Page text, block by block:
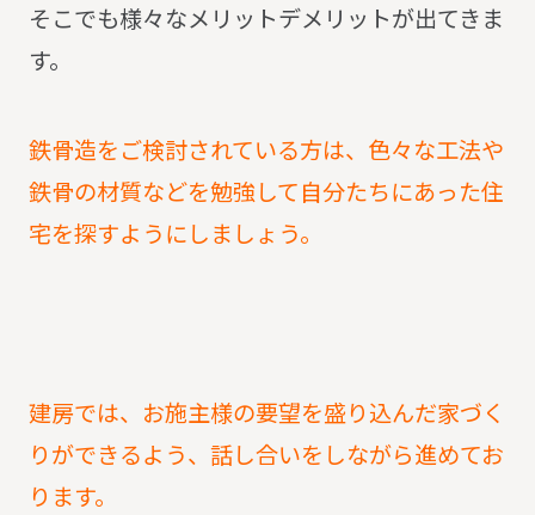
そこでも様々なメリットデメリットが出てきま
す。
鉄骨造をご検討されている方は、色々な工法や
鉄骨の材質などを勉強して自分たちにあった住
宅を探すようにしましょう。
建房では、お施主様の要望を盛り込んだ家づく
りができるよう、話し合いをしながら進めてお
ります。